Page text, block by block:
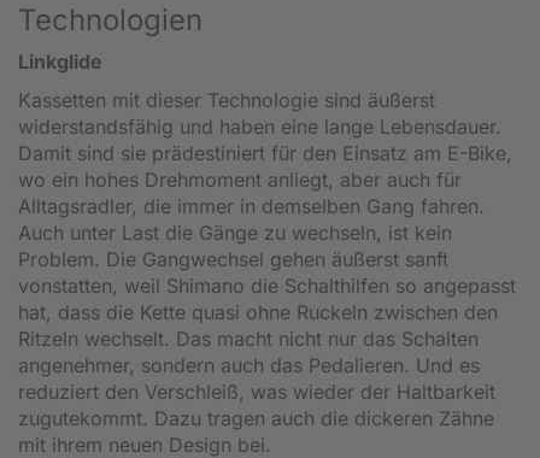
Technologien
Linkglide
Kassetten mit dieser Technologie sind äußerst
widerstandsfähig und haben eine lange Lebensdauer.
Damit sind sie prädestiniert für den Einsatz am E-Bike,
wo ein hohes Drehmoment anliegt, aber auch für
Alltagsradler, die immer in demselben Gang fahren.
Auch unter Last die Gänge zu wechseln, ist kein
Problem. Die Gangwechsel gehen äußerst sanft
vonstatten, weil Shimano die Schalthilfen so angepasst
hat, dass die Kette quasi ohne Ruckeln zwischen den
Ritzeln wechselt. Das macht nicht nur das Schalten
angenehmer, sondern auch das Pedalieren. Und es
reduziert den Verschleiß, was wieder der Haltbarkeit
zugutekommt. Dazu tragen auch die dickeren Zähne
mit ihrem neuen Design bei.